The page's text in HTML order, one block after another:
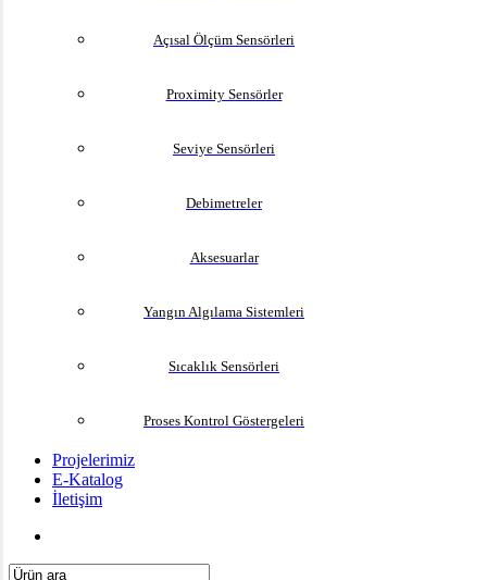
Açısal Ölçüm Sensörleri
Proximity Sensörler
Seviye Sensörleri
Debimetreler
Aksesuarlar
Yangın Algılama Sistemleri
Sıcaklık Sensörleri
Proses Kontrol Göstergeleri
Projelerimiz
E-Katalog
İletişim